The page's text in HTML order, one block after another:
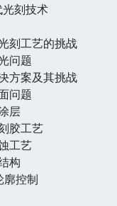
刻技术
刻工艺的挑战
问题
方案及其挑战
问题
层
胶工艺
工艺
构
廓控制